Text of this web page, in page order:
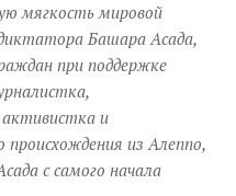
мягкость мировой
Башара Асада,
при поддержке
активистка и
из Алеппо,
с самого начала